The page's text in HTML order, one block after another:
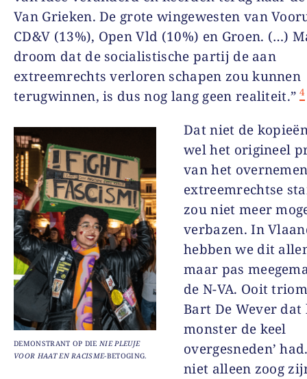
Van Grieken. De grote wingewesten van
CD&V (13%), Open Vld (10%) en Groen. (…)
droom dat de socialistische partij de aan
extreemrechts verloren schapen zou kunnen
terugwinnen, is dus nog lang geen realiteit.” 4
DEMONSTRANT OP DIE NIE PLEUJE
VOOR HAAT EN RACISME-BETOGING.
Dat niet de
wel het origineel
van het
extreemrechtse
zou niet meer
verbazen. In
hebben we dit
maar pas
de N-VA. Ooit
Bart De Wever dat
monster de keel
overgesneden’
niet alleen zoog